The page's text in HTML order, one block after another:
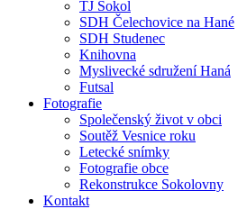
TJ Sokol
SDH Čelechovice na Hané
SDH Studenec
Knihovna
Myslivecké sdružení Haná
Futsal
Fotografie
Společenský život v obci
Soutěž Vesnice roku
Letecké snímky
Fotografie obce
Rekonstrukce Sokolovny
Kontakt